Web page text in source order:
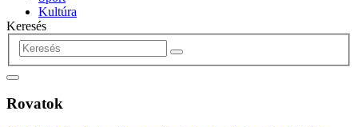
Kultúra
Keresés
Rovatok